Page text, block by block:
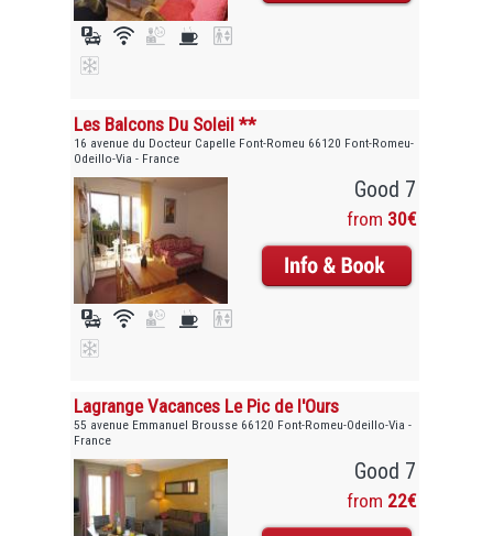
Les Balcons Du Soleil **
16 avenue du Docteur Capelle Font-Romeu 66120 Font-Romeu-
Odeillo-Via - France
Good 7
from 30€
Lagrange Vacances Le Pic de l'Ours
55 avenue Emmanuel Brousse 66120 Font-Romeu-Odeillo-Via -
France
Good 7
from 22€